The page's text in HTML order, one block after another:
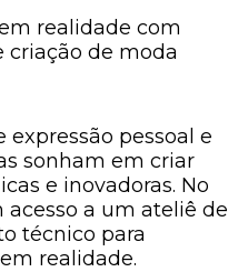
realidade com
criação de moda
pessoal e
sonham em criar
e inovadoras. No
a um ateliê de
técnico para
realidade.